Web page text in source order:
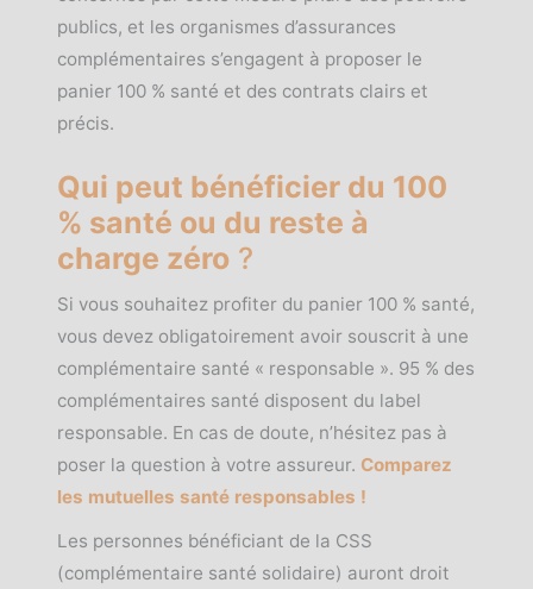
publics, et les organismes d’assurances
complémentaires s’engagent à proposer le
panier 100 % santé et des contrats clairs et
précis.
Qui peut bénéficier du 100
% santé ou du reste à
charge zéro ?
Si vous souhaitez profiter du panier 100 % santé,
vous devez obligatoirement avoir souscrit à une
complémentaire santé « responsable ». 95 % des
complémentaires santé disposent du label
responsable. En cas de doute, n’hésitez pas à
poser la question à votre assureur. Comparez
les mutuelles santé responsables !
Les personnes bénéficiant de la CSS
(complémentaire santé solidaire) auront droit